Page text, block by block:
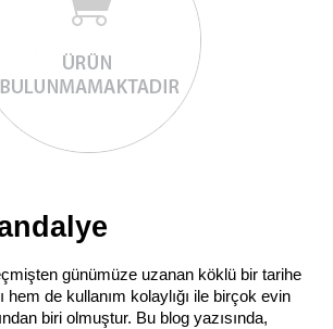
günümüze uzanan köklü bir tarihe
hem de kullanım kolaylığı ile birçok evin